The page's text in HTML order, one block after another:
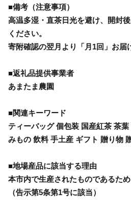
■備考（注意事項）
高温多湿・直茶日光を避け、開封
ください。
寄附確認の翌月より「月1回」お届
■返礼品提供事業者
あまたま農園
■関連キーワード
ティーバッグ 個包装 国産紅茶 茶
みもの 飲料 手土産 ギフト 贈り物
■地場産品に該当する理由
本市内で生産されたものであるため
（告示第5条第1号に該当）